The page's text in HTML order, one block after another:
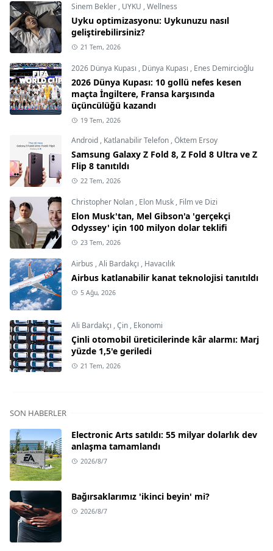
Sinem Bekler , UYKU ,Wellness
Uyku optimizasyonu: Uykunuzu nasıl
geliştirebilirsiniz?
21 Tem, 2026
2026 Dünya Kupası , Dünya Kupası , Enes Demircioğlu
2026 Dünya Kupası: 10 gollü nefes kesen
maçta İngiltere, Fransa karşısında
üçüncülüğü kazandı
19 Tem, 2026
Android , Katlanabilir Telefon ,Öktem Ersoy
Samsung Galaxy Z Fold 8, Z Fold 8 Ultra ve Z
Flip 8 tanıtıldı
22 Tem, 2026
Christopher Nolan , Elon Musk , Film ve Dizi
Elon Musk'tan, Mel Gibson'a 'gerçekçi
Odyssey' için 100 milyon dolar teklifi
23 Tem, 2026
Airbus ,Ali Bardakçı , Havacılık
Airbus katlanabilir kanat teknolojisi tanıtıldı
5 Ağu, 2026
Ali Bardakçı ,Çin , Ekonomi
Çinli otomobil üreticilerinde kâr alarmı: Marj
yüzde 1,5'e geriledi
21 Tem, 2026
SON HABERLER
Electronic Arts satıldı: 55 milyar dolarlık dev
anlaşma tamamlandı
2026/8/7
Bağırsaklarımız 'ikinci beyin' mi?
2026/8/7